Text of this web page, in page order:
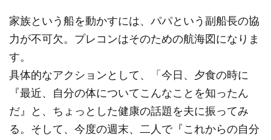
家族という船を動かすには、パパという副船長の協
力が不可欠。プレコンはそのための航海図になりま
す。
具体的なアクションとして、「今日、夕食の時に
『最近、自分の体についてこんなことを知ったん
だ』と、ちょっとした健康の話題を夫に振ってみ
る。そして、今度の週末、二人で『これからの自分